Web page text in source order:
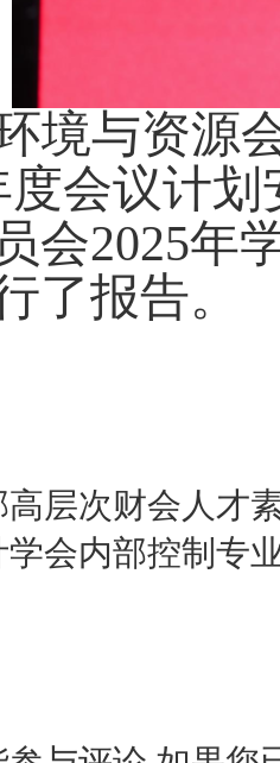
境与资源
度会议计划
会2025年
了报告。
高层次财会人才
学会内部控制专